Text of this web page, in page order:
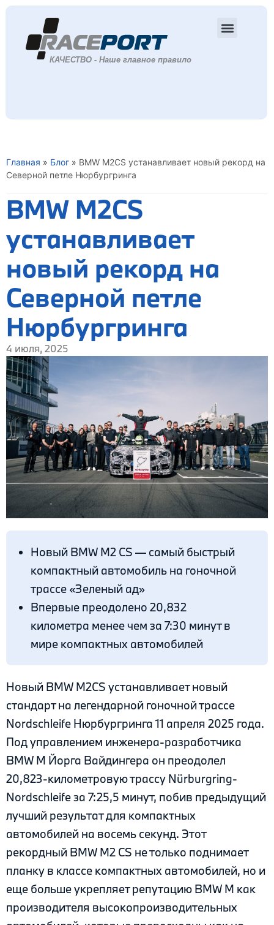
Главная » Блог » BMW M2CS устанавливает новый рекорд на
Северной петле Нюрбургринга
BMW M2CS
устанавливает
новый рекорд на
Северной петле
Нюрбургринга
4 июля, 2025
Новый BMW M2 CS — самый быстрый
компактный автомобиль на гоночной
трассе «Зеленый ад»
Впервые преодолено 20,832
километра менее чем за 7:30 минут в
мире компактных автомобилей
Новый BMW M2CS устанавливает новый
стандарт на легендарной гоночной трассе
Nordschleife Нюрбургринга 11 апреля 2025 года.
Под управлением инженера-разработчика
BMW M Йорга Вайдингера он преодолел
20,823-километровую трассу Nürburgring-
Nordschleife за 7:25,5 минут, побив предыдущий
лучший результат для компактных
автомобилей на восемь секунд. Этот
рекордный BMW M2 CS не только поднимает
планку в классе компактных автомобилей, но и
еще больше укрепляет репутацию BMW M как
производителя высокопроизводительных